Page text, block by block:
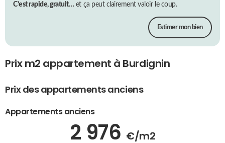
C’est rapide, gratuit…et ça peut clairement valoir le coup.
Estimer mon bien
Prix m2 appartement à Burdignin
Prix des appartements anciens
Appartements anciens
2 976 €/m2